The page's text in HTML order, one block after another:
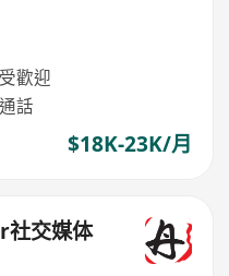
歡迎
話
$18K-23K/月
交媒体